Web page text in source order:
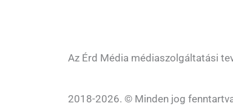
o
s
e
q
Az Érd Média médiaszolgáltatási
2018-2026. © Minden jog